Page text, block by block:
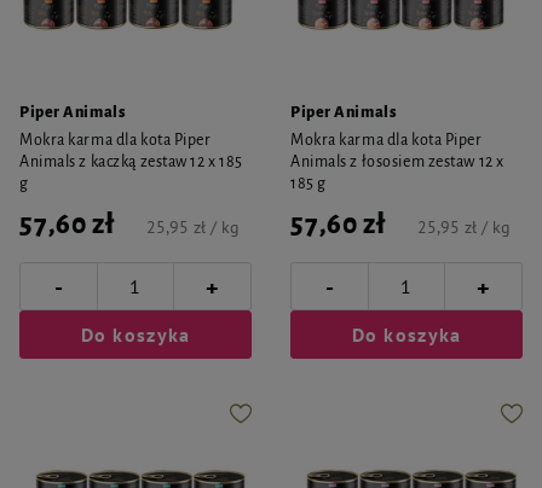
Piper Animals
Mokra karma dla kota Piper
Animals z kaczką zestaw 12 x 185
g
57,60 zł 25,95 zł / kg
- +
Do koszyka
Piper Animals
Mokra karma dla kota Piper
Animals z łososiem zestaw 12 x
185 g
57,60 zł 25,95 zł / kg
- +
Do koszyka